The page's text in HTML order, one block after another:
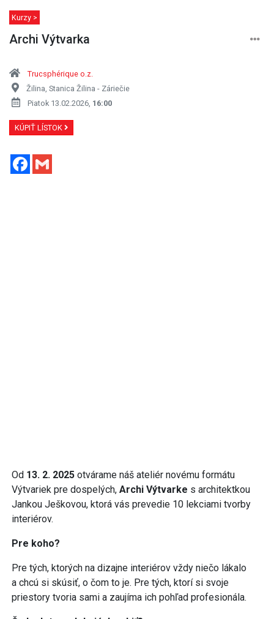
Kurzy >
Archi Výtvarka
Trucsphérique o.z.
Žilina, Stanica Žilina - Záriečie
Piatok 13.02.2026, 16:00
KÚPIŤ LÍSTOK
Facebook
Od 13. 2. 2025 otvárame náš ateliér novému formátu
Výtvariek pre dospelých, Archi Výtvarke s architektkou
Jankou Ješkovou, ktorá vás prevedie 10 lekciami tvorby
interiérov.
Pre koho?
Pre tých, ktorých na dizajne interiérov vždy niečo lákalo
a chcú si skúsiť, o čom to je. Pre tých, ktorí si svoje
priestory tvoria sami a zaujíma ich pohľad profesionála.